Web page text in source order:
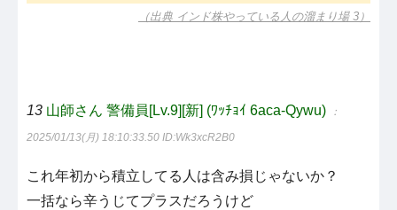
（出典 インド株やっている人の溜まり場 3）
13 山師さん 警備員[Lv.9][新] (ﾜｯﾁｮｲ 6aca-Qywu) ：
2025/01/13(月) 18:10:33.50 ID:Wk3xcR2B0
これ年初から積立してる人は含み損じゃないか？
一括なら辛うじてプラスだろうけど